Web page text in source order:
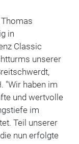
in
Classic
unserer
"Wir haben im
und wertvolle
im
Teil unserer
nun erfolgte